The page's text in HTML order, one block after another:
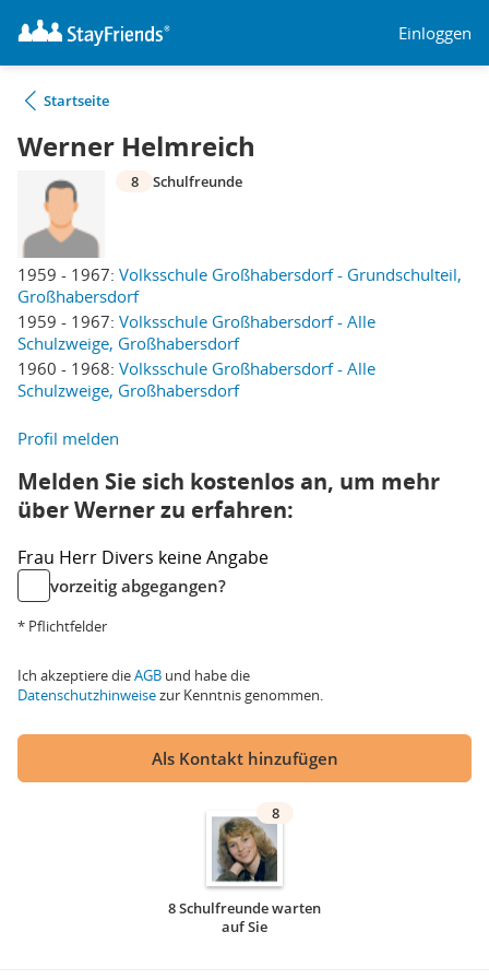
Einloggen
Startseite
Werner Helmreich
1959 - 1967: Volksschule Großhabersdorf - Grundschulteil,
Großhabersdorf
1959 - 1967: Volksschule Großhabersdorf - Alle
Schulzweige, Großhabersdorf
1960 - 1968: Volksschule Großhabersdorf - Alle
Schulzweige, Großhabersdorf
8 Schulfreunde
Profil melden
Melden Sie sich kostenlos an, um mehr
über Werner zu erfahren:
Frau Herr Divers keine Angabe
vorzeitig abgegangen?
* Pflichtfelder
Ich akzeptiere dieAGB und habe die
Datenschutzhinweisezur Kenntnis genommen.
Als Kontakt hinzufügen
8
8 Schulfreunde warten
auf Sie